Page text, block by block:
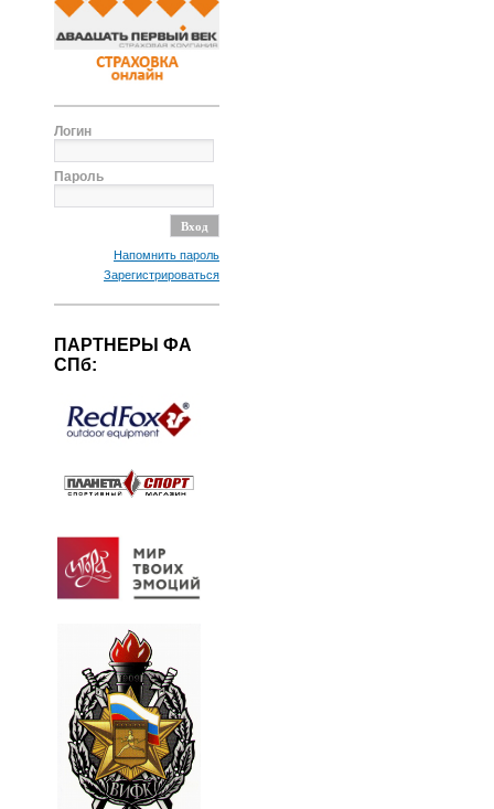
Логин
Пароль
Напомнить пароль
Зарегистрироваться
ПАРТНЕРЫ ФА
СПб: